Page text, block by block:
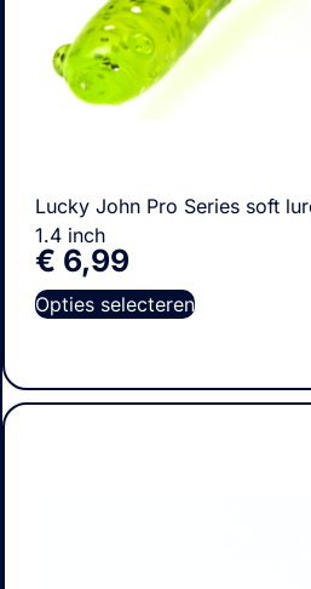
Lucky John Pro Series soft
1.4 inch
€ 6,99
Opties selecteren